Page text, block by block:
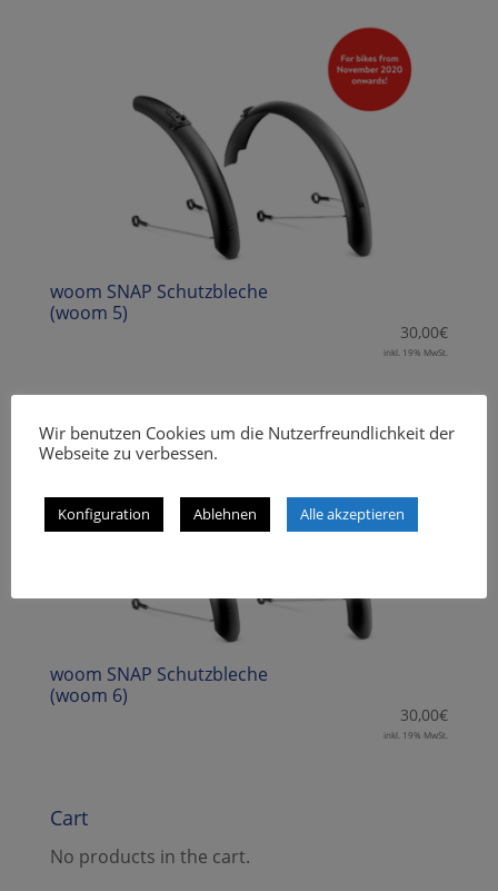
woom SNAP Schutzbleche
(woom 5)
30,00€
inkl. 19% MwSt.
woom SNAP Schutzbleche
(woom 6)
30,00€
inkl. 19% MwSt.
Cart
No products in the cart.
Wir benutzen Cookies um die Nutzerfreundlichkeit der
Webseite zu verbessen.
Konfiguration Ablehnen Alle akzeptieren